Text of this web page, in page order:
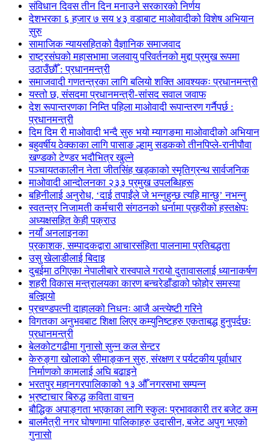
संविधान दिवस तीन दिन मनाउने सरकारको निर्णय
देशभरका ६ हजार ७ सय ४३ वडाबाट माओवादीको विशेष अभियान
सुरु
सामाजिक न्यायसहितको वैज्ञानिक समाजवाद
राष्ट्रसंघको महासभामा जलवायु परिवर्तनको मुद्दा प्रमुख रूपमा
उठाउँछौँ : प्रधानमन्त्री
समाजवादी गणतन्त्रका लागि बलियो शक्ति आवश्यकः प्रधानमन्त्री
यस्तो छ, संसदमा प्रधानमन्त्री-सांसद सवाल जवाफ
देश रूपान्तरणका निम्ति पहिला माओवादी रूपान्तरण गर्नैपर्छ :
प्रधानमन्त्री
दिम दिम री माओवादी भन्दै सुरु भयो म्यागङमा माओवादीको अभियान
बहुवर्षीय ठेक्काका लागि पासाङ ल्हामु सडकको तीनपिप्ले-रानीपौवा
खण्डको टेण्डर भदौभित्र खुल्ने
पञ्चायतकालीन नेता जीतसिंह खड्काको स्मृतिग्रन्थ सार्वजनिक
माओवादी आन्दोलनका २३३ प्रमुख उपलब्धिहरू
बहिनीलाई अनुरोध, ‘दाई तपाईंले जे भन्नुहुन्छ त्यहि मान्छु’ नभन्नु
स्वतन्त्र निजामती कर्मचारी संगठनको धर्नामा प्रहरीको हस्तक्षेपः
अध्यक्षसहित केही पक्राउ
नयाँ अनलाइनका
प्रकाशक, सम्पादकद्वारा आचारसंहिता पालनामा प्रतिबद्धता
उसु खेलाडीलाई बिदाइ
दुबईमा ठगिएका नेपालीबारे रास्वपाले गरायो दुतावासलाई ध्यानाकर्षण
शहरी विकास मन्त्रालयका कारण बन्चरेडाँडाको फोहोर समस्या
बल्झियो
प्रचण्डपत्नी दाहालको निधनः आजै अन्त्येष्टी गरिने
विगतका अनुभवबाट शिक्षा लिएर कम्युनिष्टहरु एकताबद्ध हुनुपर्दछः
प्रधानमन्त्री
बेलकोटगढीमा गुनासो सुन्न कल सेन्टर
केरुङ्गा खोलाको सीमाङ्कन सुरु, संरक्षण र पर्यटकीय पूर्वाधार
निर्माणको कामलाई अघि बढाइने
भरतपुर महानगरपालिकाको १३ औँ नगरसभा सम्पन्न
भ्रष्टाचार बिरुद्ध कविता वाचन
बौद्धिक अपाङ्गता भएकाका लागि स्कुलः प्रभावकारी तर बजेट कम
बालमैत्री नगर घोषणामा पालिकाहरु उदासीन, बजेट अपुग भएको
गुनासो